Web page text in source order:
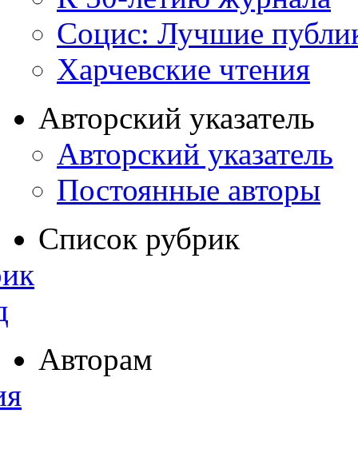
Социс: Лучшие
Харчевские чтения
Авторский указатель
Авторский указатель
Постоянные авторы
Список рубрик
Авторам